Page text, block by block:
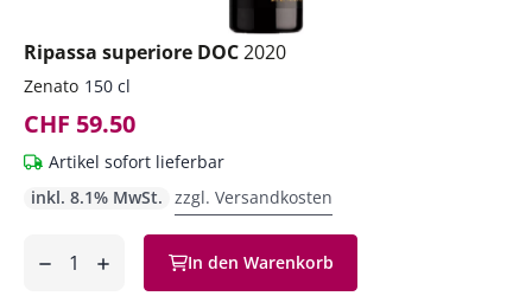
Ripassa superiore DOC2020
Zenato 150 cl
CHF 59.50
Artikel sofort lieferbar
inkl. 8.1% MwSt. zzgl. Versandkosten
hinzufügen
In den Warenkorb